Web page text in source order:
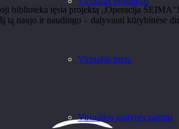
Virtualus turas
Virtualios realybės patirtis
biblioteka tęsia projektą „Operacija
tą naujo ir naudingo – dalyvauti kūrybinėse